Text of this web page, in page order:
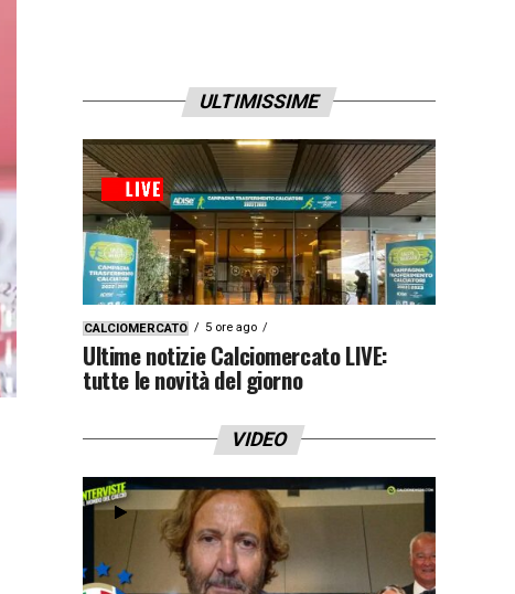
ULTIMISSIME
CALCIOMERCATO 5 ore ago
Ultime notizie Calciomercato LIVE:
tutte le novità del giorno
VIDEO